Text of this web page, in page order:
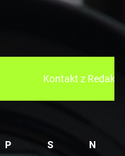
P S
N